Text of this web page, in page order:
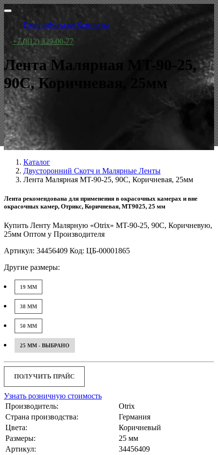
ГлавнаяКаталогКонтакты
+7 (812) 329-00-77
Лента Малярная MT-90-25,
90С, Коричневая, 25мм
Каталог
Двусторонний Скотч и Малярные Ленты
Лента Малярная MT-90-25, 90С, Коричневая, 25мм
Лента рекомендована для применения в окрасочных камерах и вне
окрасочных камер, Отрикс, Коричневая, МТ9025, 25 мм
Купить Ленту Малярную «Otrix» MT-90-25, 90С, Коричневую,
25мм Оптом у Производителя
Артикул: 34456409 Код: ЦБ-00001865
Другие размеры:
19 ММ
38 ММ
50 ММ
25 ММ - ВЫБРАНО
ПОЛУЧИТЬ ПРАЙС
Узнать розничную стоимость
Производитель:
Otrix
Страна производства:
Германия
Цвета:
Коричневый
Размеры:
25 мм
Артикул:
34456409